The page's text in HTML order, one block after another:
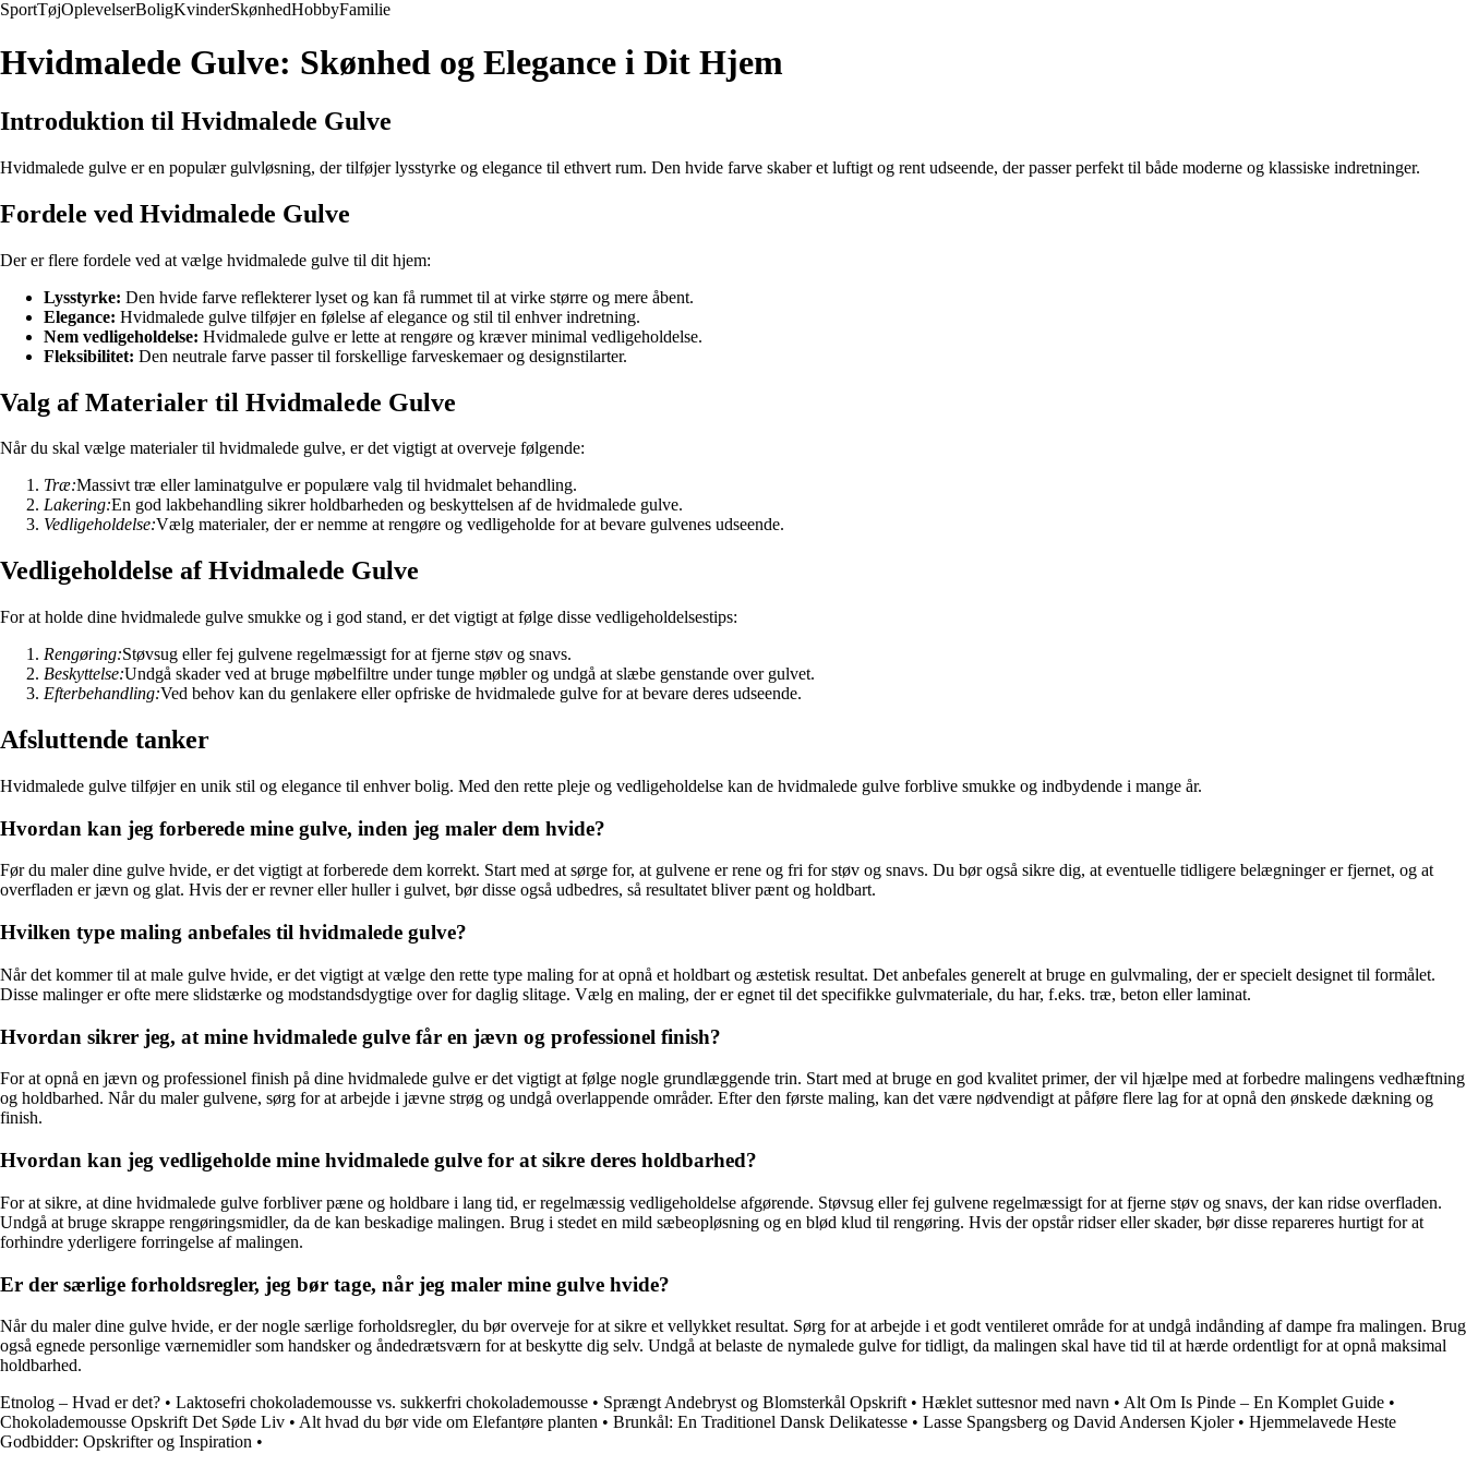
SportTøjOplevelserBoligKvinderSkønhedHobbyFamilie
Hvidmalede Gulve: Skønhed og Elegance i Dit Hjem
Introduktion til Hvidmalede Gulve
Hvidmalede gulve er en populær gulvløsning, der tilføjer lysstyrke og elegance til ethvert rum. Den hvide farve skaber et luftigt og rent udseende, der passer perfekt til både moderne og klassiske indretninger.
Fordele ved Hvidmalede Gulve
Der er flere fordele ved at vælge hvidmalede gulve til dit hjem:
Lysstyrke: Den hvide farve reflekterer lyset og kan få rummet til at virke større og mere åbent.
Elegance: Hvidmalede gulve tilføjer en følelse af elegance og stil til enhver indretning.
Nem vedligeholdelse: Hvidmalede gulve er lette at rengøre og kræver minimal vedligeholdelse.
Fleksibilitet: Den neutrale farve passer til forskellige farveskemaer og designstilarter.
Valg af Materialer til Hvidmalede Gulve
Når du skal vælge materialer til hvidmalede gulve, er det vigtigt at overveje følgende:
Træ:Massivt træ eller laminatgulve er populære valg til hvidmalet behandling.
Lakering:En god lakbehandling sikrer holdbarheden og beskyttelsen af de hvidmalede gulve.
Vedligeholdelse:Vælg materialer, der er nemme at rengøre og vedligeholde for at bevare gulvenes udseende.
Vedligeholdelse af Hvidmalede Gulve
For at holde dine hvidmalede gulve smukke og i god stand, er det vigtigt at følge disse vedligeholdelsestips:
Rengøring:Støvsug eller fej gulvene regelmæssigt for at fjerne støv og snavs.
Beskyttelse:Undgå skader ved at bruge møbelfiltre under tunge møbler og undgå at slæbe genstande over gulvet.
Efterbehandling:Ved behov kan du genlakere eller opfriske de hvidmalede gulve for at bevare deres udseende.
Afsluttende tanker
Hvidmalede gulve tilføjer en unik stil og elegance til enhver bolig. Med den rette pleje og vedligeholdelse kan de hvidmalede gulve forblive smukke og indbydende i mange år.
Hvordan kan jeg forberede mine gulve, inden jeg maler dem hvide?
Før du maler dine gulve hvide, er det vigtigt at forberede dem korrekt. Start med at sørge for, at gulvene er rene og fri for støv og snavs. Du bør også sikre dig, at eventuelle tidligere belægninger er fjernet, og at
overfladen er jævn og glat. Hvis der er revner eller huller i gulvet, bør disse også udbedres, så resultatet bliver pænt og holdbart.
Hvilken type maling anbefales til hvidmalede gulve?
Når det kommer til at male gulve hvide, er det vigtigt at vælge den rette type maling for at opnå et holdbart og æstetisk resultat. Det anbefales generelt at bruge en gulvmaling, der er specielt designet til formålet.
Disse malinger er ofte mere slidstærke og modstandsdygtige over for daglig slitage. Vælg en maling, der er egnet til det specifikke gulvmateriale, du har, f.eks. træ, beton eller laminat.
Hvordan sikrer jeg, at mine hvidmalede gulve får en jævn og professionel finish?
For at opnå en jævn og professionel finish på dine hvidmalede gulve er det vigtigt at følge nogle grundlæggende trin. Start med at bruge en god kvalitet primer, der vil hjælpe med at forbedre malingens vedhæftning
og holdbarhed. Når du maler gulvene, sørg for at arbejde i jævne strøg og undgå overlappende områder. Efter den første maling, kan det være nødvendigt at påføre flere lag for at opnå den ønskede dækning og
finish.
Hvordan kan jeg vedligeholde mine hvidmalede gulve for at sikre deres holdbarhed?
For at sikre, at dine hvidmalede gulve forbliver pæne og holdbare i lang tid, er regelmæssig vedligeholdelse afgørende. Støvsug eller fej gulvene regelmæssigt for at fjerne støv og snavs, der kan ridse overfladen.
Undgå at bruge skrappe rengøringsmidler, da de kan beskadige malingen. Brug i stedet en mild sæbeopløsning og en blød klud til rengøring. Hvis der opstår ridser eller skader, bør disse repareres hurtigt for at
forhindre yderligere forringelse af malingen.
Er der særlige forholdsregler, jeg bør tage, når jeg maler mine gulve hvide?
Når du maler dine gulve hvide, er der nogle særlige forholdsregler, du bør overveje for at sikre et vellykket resultat. Sørg for at arbejde i et godt ventileret område for at undgå indånding af dampe fra malingen. Brug
også egnede personlige værnemidler som handsker og åndedrætsværn for at beskytte dig selv. Undgå at belaste de nymalede gulve for tidligt, da malingen skal have tid til at hærde ordentligt for at opnå maksimal
holdbarhed.
Etnolog – Hvad er det? • Laktosefri chokolademousse vs. sukkerfri chokolademousse • Sprængt Andebryst og Blomsterkål Opskrift • Hæklet suttesnor med navn • Alt Om Is Pinde – En Komplet Guide •
Chokolademousse Opskrift Det Søde Liv • Alt hvad du bør vide om Elefantøre planten • Brunkål: En Traditionel Dansk Delikatesse • Lasse Spangsberg og David Andersen Kjoler• Hjemmelavede Heste
Godbidder: Opskrifter og Inspiration •